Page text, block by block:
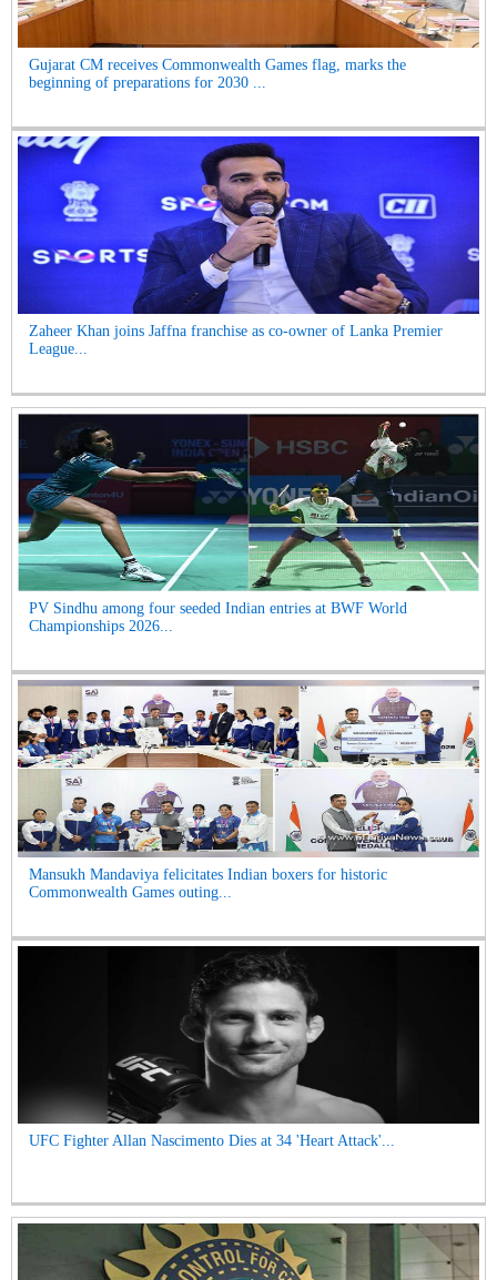
Gujarat CM receives Commonwealth Games flag, marks the
beginning of preparations for 2030 ...
Zaheer Khan joins Jaffna franchise as co-owner of Lanka Premier
League...
PV Sindhu among four seeded Indian entries at BWF World
Championships 2026...
Mansukh Mandaviya felicitates Indian boxers for historic
Commonwealth Games outing...
UFC Fighter Allan Nascimento Dies at 34 'Heart Attack'...